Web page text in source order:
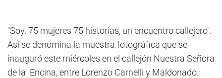
"Soy. 75 mujeres 75 historias, un encuentro callejero".
Así se denomina la muestra fotográfica que se
inauguró este miércoles en el callejón Nuestra Señora
de la Encina, entre Lorenzo Carnelli y Maldonado.